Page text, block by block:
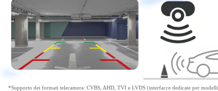
Il vostro assistente al parcheggio affidabile
È possibile supportare la telecamera posteriore originale o installarne
una aggiuntiva. Può essere combinata con un sensore di parcheggio
per rendere il parcheggio ancora più preciso e sicuro.